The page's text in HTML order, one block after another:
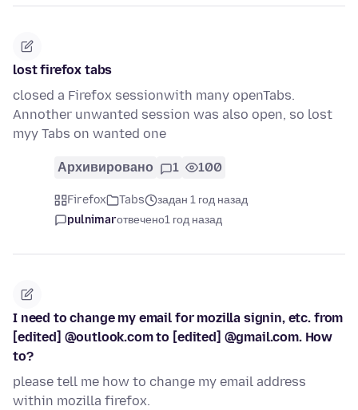
lost firefox tabs
closed a Firefox sessionwith many openTabs.
Annother unwanted session was also open, so lost
myy Tabs on wanted one
Архивировано 1 100
Firefox Tabs
задан 1 год назад
pulnimarотвечено1 год назад
I need to change my email for mozilla signin, etc. from
[edited] @outlook.com to [edited] @gmail.com. How
to?
please tell me how to change my email address
within mozilla firefox.